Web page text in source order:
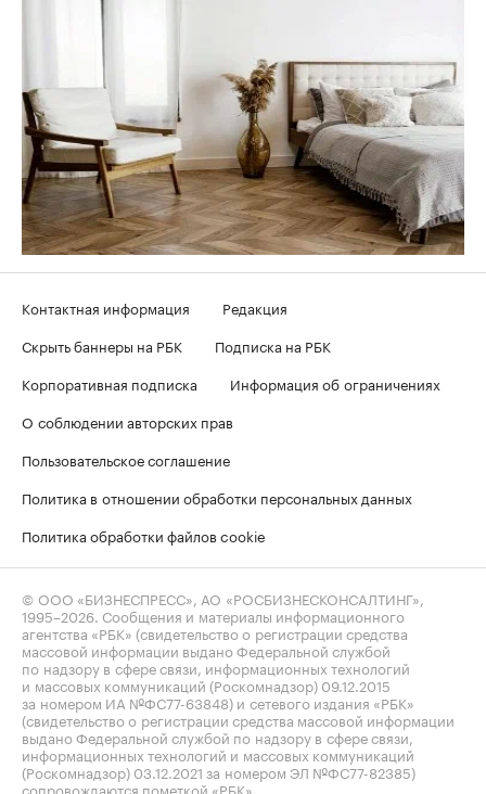
Контактная информация
Редакция
Скрыть баннеры на РБК
Подписка на РБК
Корпоративная подписка
Информация об ограничениях
О соблюдении авторских прав
Пользовательское соглашение
Политика в отношении обработки персональных данных
Политика обработки файлов cookie
© ООО «БИЗНЕСПРЕСС», АО «РОСБИЗНЕСКОНСАЛТИНГ»,
1995–2026. Сообщения и материалы информационного
агентства «РБК» (свидетельство о регистрации средства
массовой информации выдано Федеральной службой
по надзору в сфере связи, информационных технологий
и массовых коммуникаций (Роскомнадзор) 09.12.2015
за номером ИА №ФС77-63848) и сетевого издания «РБК»
(свидетельство о регистрации средства массовой информации
выдано Федеральной службой по надзору в сфере связи,
информационных технологий и массовых коммуникаций
(Роскомнадзор) 03.12.2021 за номером ЭЛ №ФС77-82385)
сопровождаются пометкой «РБК».